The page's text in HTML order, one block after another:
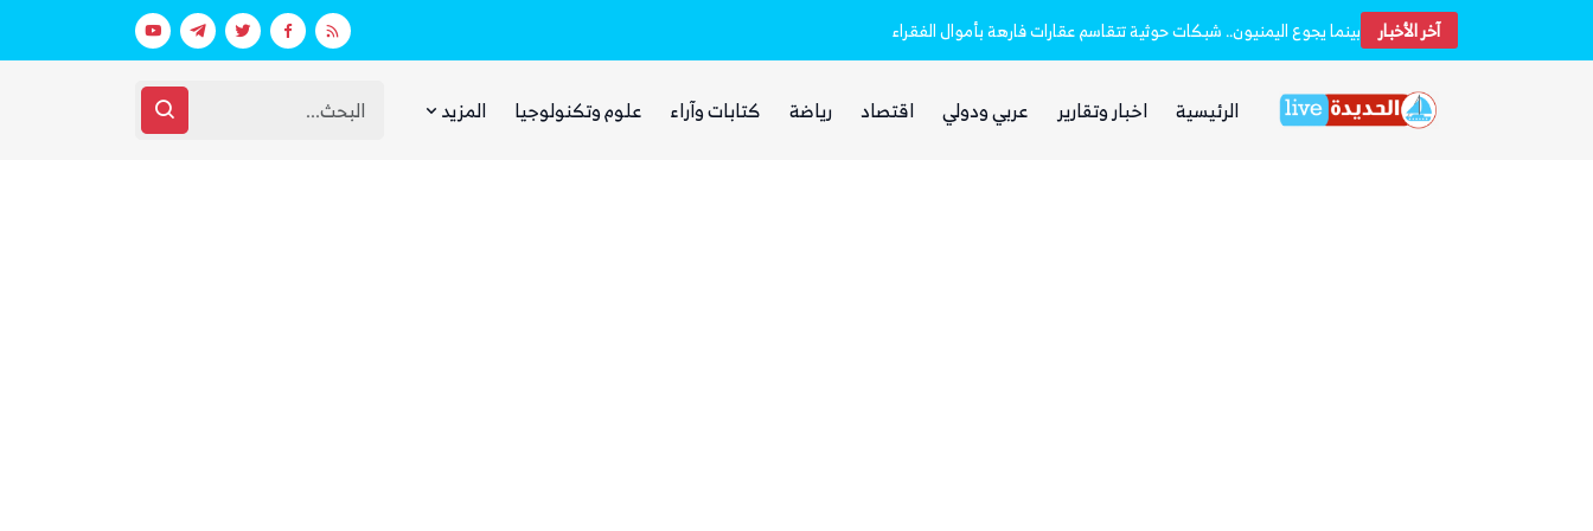
آخر الأخبار بينما يجوع اليمنيون.. شبكات حوثية تتقاسم عقارات فارهة بأموال الفقراء ذا ناشيونال: توسع حضور الحوثيين في
الرئيسية اخبار وتقارير عربي ودولي اقتصاد رياضة كتابات وآراء علوم وتكنولوجيا المزيد